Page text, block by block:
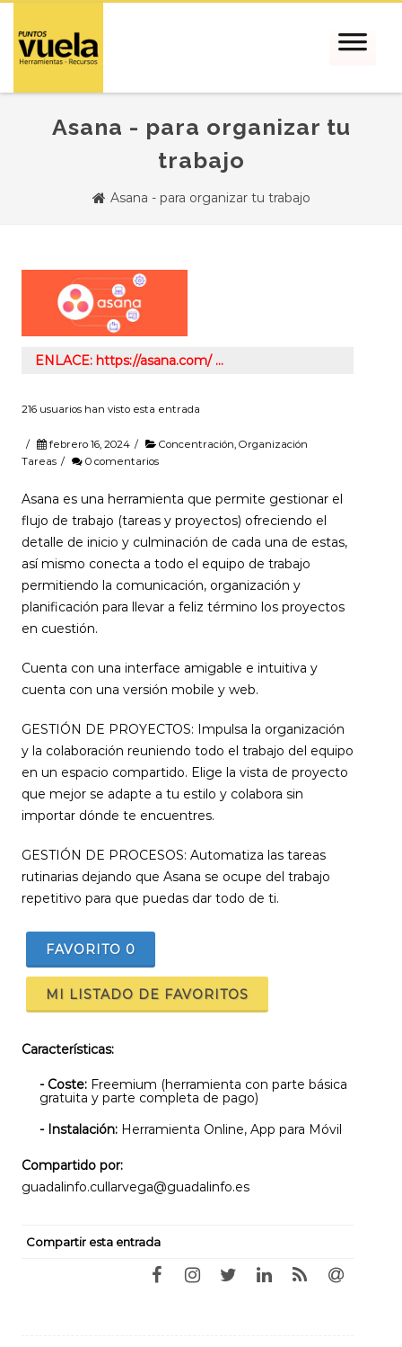
Asana - para organizar tu
trabajo
Asana - para organizar tu trabajo
ENLACE: https://asana.com/ …
216 usuarios han visto esta entrada
/ febrero 16, 2024 / Concentración, Organización
Tareas / 0 comentarios
Asana es una herramienta que permite gestionar el
flujo de trabajo (tareas y proyectos) ofreciendo el
detalle de inicio y culminación de cada una de estas,
así mismo conecta a todo el equipo de trabajo
permitiendo la comunicación, organización y
planificación para llevar a feliz término los proyectos
en cuestión.
Cuenta con una interface amigable e intuitiva y
cuenta con una versión mobile y web.
GESTIÓN DE PROYECTOS: Impulsa la organización
y la colaboración reuniendo todo el trabajo del equipo
en un espacio compartido. Elige la vista de proyecto
que mejor se adapte a tu estilo y colabora sin
importar dónde te encuentres.
GESTIÓN DE PROCESOS: Automatiza las tareas
rutinarias dejando que Asana se ocupe del trabajo
repetitivo para que puedas dar todo de ti.
FAVORITO 0
MI LISTADO DE FAVORITOS
Características:
- Coste: Freemium (herramienta con parte básica
gratuita y parte completa de pago)
- Instalación: Herramienta Online, App para Móvil
Compartido por:
guadalinfo.cullarvega@guadalinfo.es
Compartir esta entrada